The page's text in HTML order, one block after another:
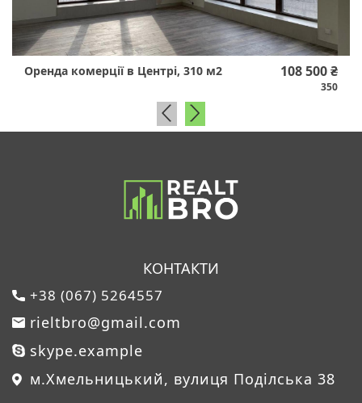
Оренда комерції в Центрі, 310 м2 108 500 ₴
350
КОНТАКТИ
+38 (067) 5264557
rieltbro@gmail.com
skype.example
м.Хмельницький, вулиця Поділська 38